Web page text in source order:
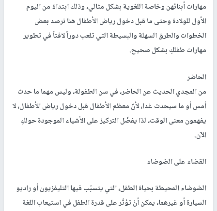
مهارات أبنائهن وخاصة اللغوية بشكل مثالي، وذلك ابتداءً من اليوم
الأول للولادة وحتى ما قبل دخول رياض الأطفال هنا نرصد بعض
الخطوات والطرق السهلة والبسيطة التي تلعب دوراً لافتاً في تطوير
مهارات طفلكِ بشكل صحيح.
الحاضر
من المجدي الحديث عن الحاضر، في سن الطفولة، وليس مهما ما حدث
أمس أو ما سيحدث غدا، لأنّ معظم الأطفال قبل دخول رياض الأطفال، لا
يفهمون معنى الوقت، لذا يفضّل التركيز على الأشياء الموجودة حولكِ
الآن.
القضاء على الضوضاء
الضوضاء المحيطة بحياة الطفل، التي يتسبّب فيها التليفزيون أو راديو
السيارة أو غيرهما، يمكن أنْ تؤثّر على قدرة الطفل في استيعاب اللغة